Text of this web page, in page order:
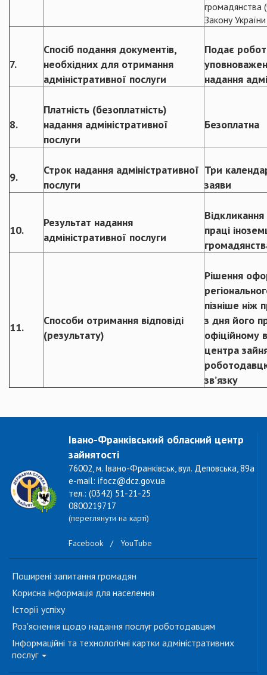
громадянства
Закону
7.
Спосіб подання документів,
необхідних для отримання
адміністративної послуги
Подає
надання
8.
Платність (безоплатність)
надання адміністративної
послуги
Безоплатна
9.
Строк надання адміністративної
послуги
Три
заяви
10.
Результат надання
адміністративної послуги
праці
11.
Способи отримання відповіді
(результату)
Рішення
пізніше ніж
з дня його
офіційному
центра
зв’язку
Івано-Франківський обласний центр
зайнятості
76002, м. Івано-Франківськ, вул. Деповська, 89а
e-mail: ifocz@dcz.gov.ua
тел.: (0342) 51-21-25
0800219717
(переглянути на карті)
Facebook / YouTube
Поширені запитання громадян
Корисна інформація для населення
Історії успіху
Роз'яснення щодо надання послуг роботодавцям
Інформаційні та технологічні картки адміністративних
послуг